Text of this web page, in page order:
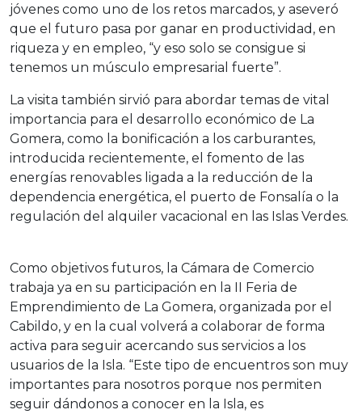
jóvenes como uno de los retos marcados, y aseveró
que el futuro pasa por ganar en productividad, en
riqueza y en empleo, “y eso solo se consigue si
tenemos un músculo empresarial fuerte”.
La visita también sirvió para abordar temas de vital
importancia para el desarrollo económico de La
Gomera, como la bonificación a los carburantes,
introducida recientemente, el fomento de las
energías renovables ligada a la reducción de la
dependencia energética, el puerto de Fonsalía o la
regulación del alquiler vacacional en las Islas Verdes.
Como objetivos futuros, la Cámara de Comercio
trabaja ya en su participación en la II Feria de
Emprendimiento de La Gomera, organizada por el
Cabildo, y en la cual volverá a colaborar de forma
activa para seguir acercando sus servicios a los
usuarios de la Isla. “Este tipo de encuentros son muy
importantes para nosotros porque nos permiten
seguir dándonos a conocer en la Isla, es